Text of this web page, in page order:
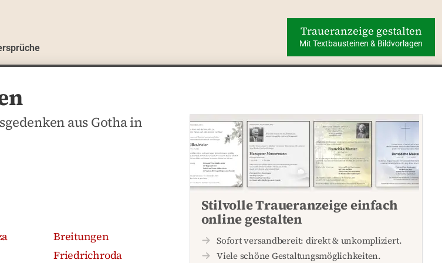
Traueranzeige gestalten
Mit Textbausteinen & Bildvorlagen
aus Gotha in
Breitungen
Friedrichroda
Stilvolle Traueranzeige einfach
online gestalten
Sofort versandbereit: direkt & unkompliziert.
Viele schöne Gestaltungsmöglichkeiten.